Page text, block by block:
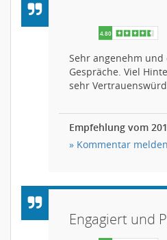
Sehr angenehm
Gespräche. Viel
sehr
Empfehlung vom
» Kommentar melden
Engagiert und